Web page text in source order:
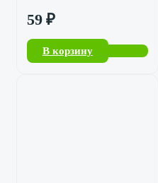
59 ₽
В корзину